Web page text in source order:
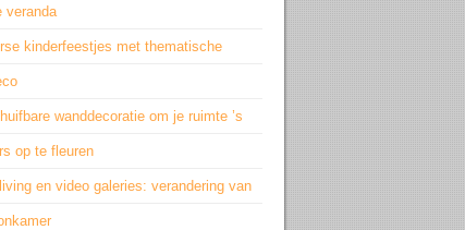
veranda
kinderfeestjes met thematische
wanddecoratie om je ruimte ’s
op te fleuren
en video galeries: verandering van